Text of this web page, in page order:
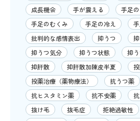
成長機会
手が震える
手足
手足のむくみ
手足の冷え
批判的な感情表出
抑うつ
抑うつ気分
抑うつ状態 抑
抑肝散
抑肝散加陳皮半夏
投薬治療（薬物療法）
抗うつ薬
抗ヒスタミン薬
抗不安薬
抜け毛
抜毛症 拒絶過敏性